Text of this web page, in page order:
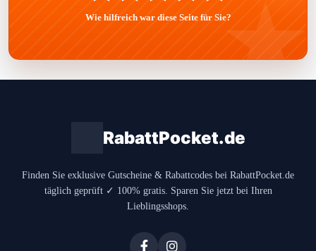
Wie hilfreich war diese Seite für Sie?
RabattPocket.de
Finden Sie exklusive Gutscheine & Rabattcodes bei RabattPocket.de
täglich geprüft ✓ 100% gratis. Sparen Sie jetzt bei Ihren
Lieblingsshops.